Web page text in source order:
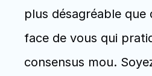
plus désagréable que
face de vous qui
consensus mou.